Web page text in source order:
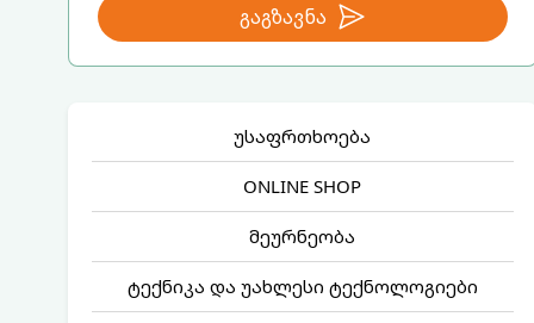
გაგზავნა
უსაფრთხოება
ONLINE SHOP
მეურნეობა
ტექნიკა და უახლესი ტექნოლოგიები